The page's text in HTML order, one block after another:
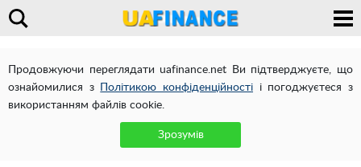
Продовжуючи переглядати uafinance.net Ви підтверджуєте, що
ознайомилися з
Політикою конфіденційності і погоджуєтеся з
використанням файлів cookie.
Зрозумів